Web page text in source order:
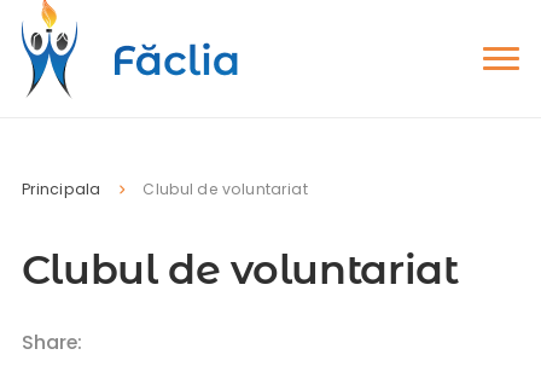
Principala Clubul de voluntariat
Clubul de voluntariat
Share: